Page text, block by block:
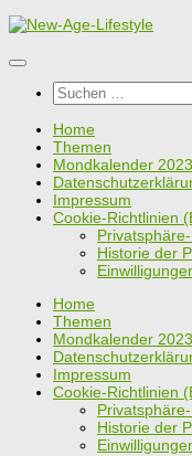
Zum
springen
Suchen
nach:
Home
Themen
Mondkalender 2023
Impressum
Cookie-Richtlinien
Historie der
Home
Themen
Mondkalender 2023
Impressum
Cookie-Richtlinien
Historie der